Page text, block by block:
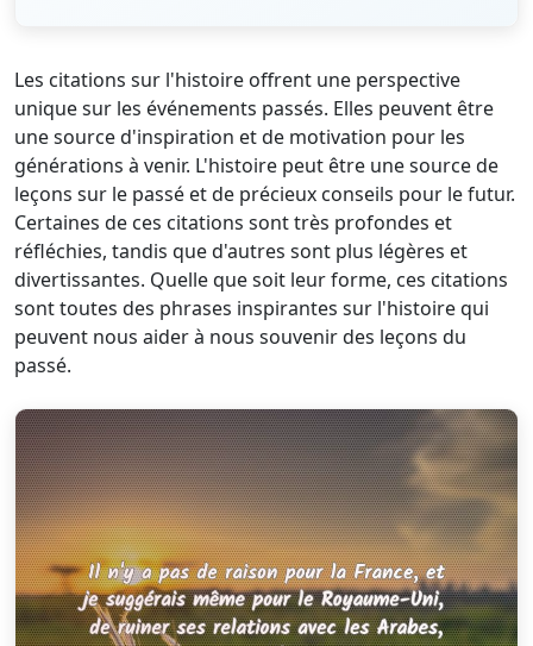
Les citations sur l'histoire offrent une perspective
unique sur les événements passés. Elles peuvent être
une source d'inspiration et de motivation pour les
générations à venir. L'histoire peut être une source de
leçons sur le passé et de précieux conseils pour le futur.
Certaines de ces citations sont très profondes et
réfléchies, tandis que d'autres sont plus légères et
divertissantes. Quelle que soit leur forme, ces citations
sont toutes des phrases inspirantes sur l'histoire qui
peuvent nous aider à nous souvenir des leçons du
passé.